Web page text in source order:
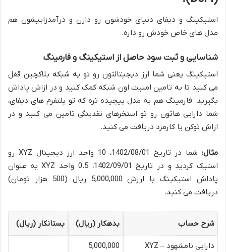
استیکینگ و دیفای دنیای خودشون رو دارن و درآمدزاییشون هم
مدل های خاص خودش رو داره.
شناسایی و ثبت سود حاصل از استیکینگ و فارمینگ
استیکینگ یعنی شما ارز دیجیتالتون رو تو یه شبکه بلاکچین قفل
می کنید تا به تامین امنیت اون شبکه کمک کنید و در ازاش پاداش
بگیرید. فارمینگ هم یه مدل پیچیده تره که تو پلتفرم های دیفای،
شما دارایی هاتون رو تو استخرهای نقدینگی تامین می کنید و در
ازاش توکن یا کارمزد دریافت می کنید.
مثال:
شما در تاریخ 1402/08/01، 10 واحد ارز دیجیتال XYZ رو
استیک کردید و در تاریخ 1402/09/01، 0.5 واحد XYZ به عنوان
پاداش استیکینگ با ارزش 5,000,000 ریال (500 هزار تومان)
دریافت می کنید.
شرح حساب بدهکار (ریال) بستانکار (ریال)
دارایی نامشهود – XYZ
5,000,000